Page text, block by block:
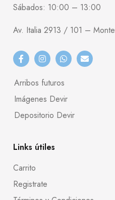
Sábados: 10:00 – 13:00
Av. Italia 2913 / 101 –
Arribos futuros
Imágenes Devir
Depositorio Devir
Links útiles
Carrito
Registrate